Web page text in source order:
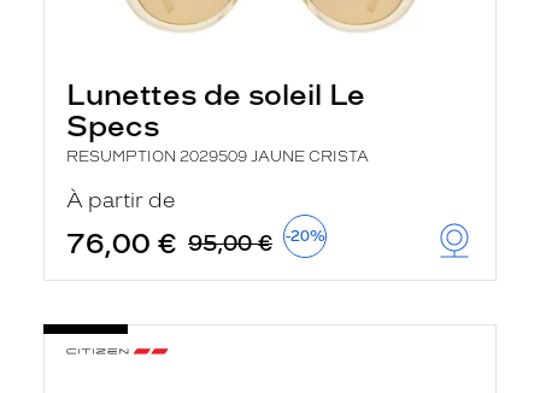
Lunettes de soleil Le
Specs
RESUMPTION 2029509 JAUNE CRISTA
À partir de
76,00 € 95,00 € -20%